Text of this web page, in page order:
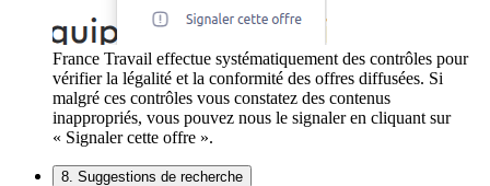
France Travail effectue systématiquement des contrôles pour
vérifier la légalité et la conformité des offres diffusées. Si
malgré ces contrôles vous constatez des contenus
inappropriés, vous pouvez nous le signaler en cliquant sur
« Signaler cette offre ».
8. Suggestions de recherche